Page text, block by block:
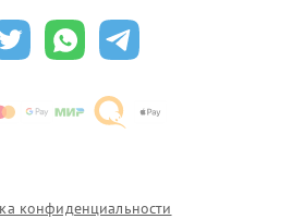
конфиденциальности